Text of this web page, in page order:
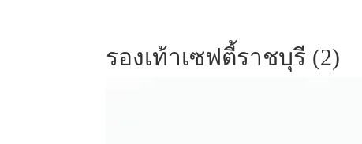
รองเท้าเซฟตี้ราชบุรี (2)